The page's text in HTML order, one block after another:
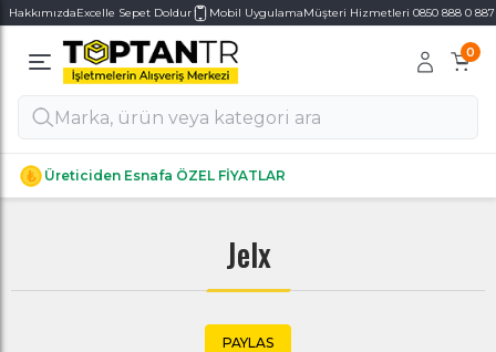
HakkımızdaExcelle Sepet Doldur Mobil UygulamaMüşteri Hizmetleri 0850 888 0 887
0
Üreticiden Esnafa ÖZEL FİYATLAR
Alt Kategoriler
Alt Kategoriler
Jelx
PAYLAS